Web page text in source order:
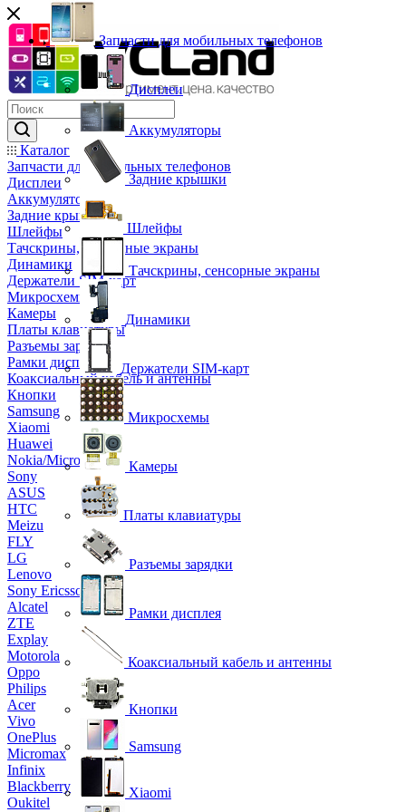
Каталог
Запчасти для мобильных телефонов
Дисплеи
Аккумуляторы
Задние крышки
Шлейфы
Тачскрины, сенсорные экраны
Динамики
Держатели SIM-карт
Микросхемы
Камеры
Платы клавиатуры
Разъемы зарядки
Рамки дисплея
Коаксиальный кабель и антенны
Кнопки
Samsung
Xiaomi
Huawei
Nokia/Microsoft
Sony
ASUS
HTC
Meizu
FLY
LG
Lenovo
Sony Ericsson
Alcatel
ZTE
Explay
Motorola
Oppo
Philips
Acer
Vivo
OnePlus
Micromax
Infinix
Blackberry
Oukitel
Запчасти для мобильных телефонов
Дисплеи
Аккумуляторы
Задние крышки
Шлейфы
Тачскрины, сенсорные экраны
Динамики
Держатели SIM-карт
Микросхемы
Камеры
Платы клавиатуры
Разъемы зарядки
Рамки дисплея
Коаксиальный кабель и антенны
Кнопки
Samsung
Xiaomi